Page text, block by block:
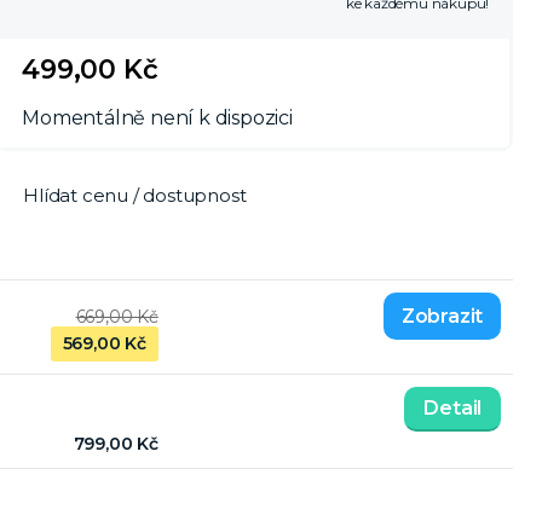
499,00 Kč
Momentálně není k dispozici
Hlídat cenu / dostupnost
669,00 Kč
569,00 Kč
799,00 Kč
Detail